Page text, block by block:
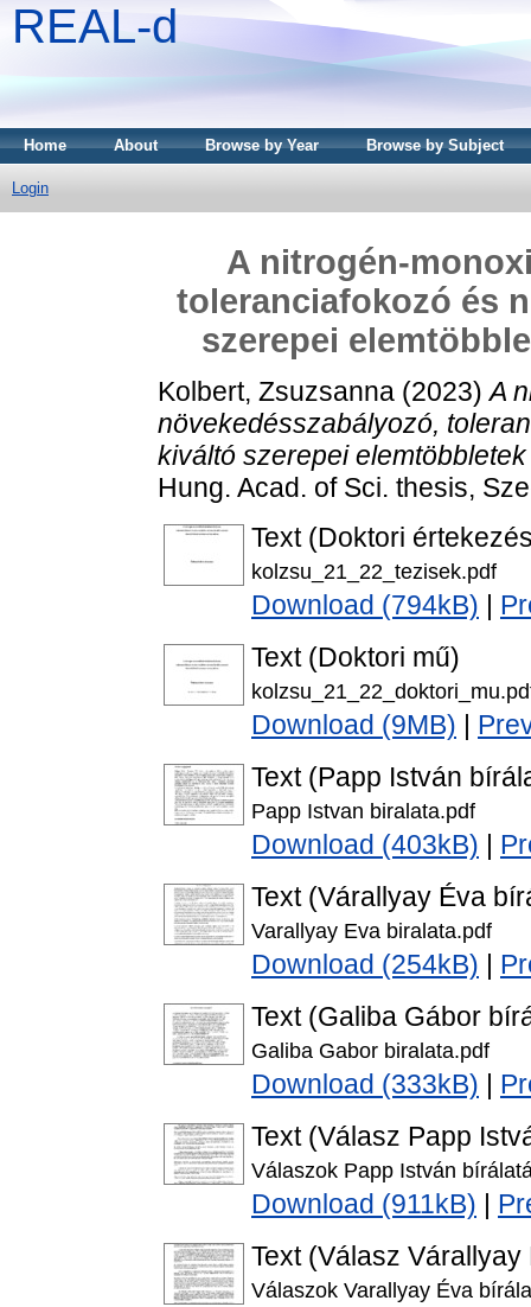
REAL-d
Home About Browse by Year Browse by Subject
Login
A nitrogén-
toleranciafokozó és
szerepei
Kolbert, Zsuzsanna (2023)A
növekedésszabályozó,
kiváltó szerepei
Hung. Acad. of Sci. thesis,
Text (Doktori
kolzsu_21_22_tezisek.pdf
Download (794kB)
Text (Doktori mű)
Download (9MB)
Text (Papp István
Papp Istvan biralata.pdf
Download (403kB)
Text (Várallyay Éva
Varallyay Eva biralata.pdf
Download (254kB)
Text (Galiba Gábor
Galiba Gabor biralata.pdf
Download (333kB)
Text (Válasz Papp
Válaszok Papp István
Download (911kB)
Text (Válasz Várallyay
Válaszok Varallyay Éva